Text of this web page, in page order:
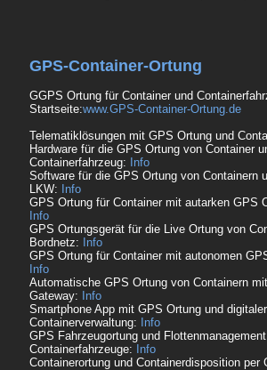
GPS-Container-Ortung
GGPS Ortung für Container und
Startseite:www.GPS-Container-Ortung.de
Telematiklösungen mit GPS Ortung und
Hardware für die GPS Ortung von Container
Containerfahrzeug: Info
Software für die GPS Ortung von Containern
LKW: Info
GPS Ortung für Container mit autarken GPS
Info
GPS Ortungsgerät für die Live Ortung von
Bordnetz: Info
GPS Ortung für Container mit autonomen
Info
Automatische GPS Ortung von Containern
Gateway: Info
Smartphone App mit GPS Ortung und digitaler
Containerverwaltung: Info
GPS Fahrzeugortung und
Containerfahrzeuge: Info
Containerortung und Containerdisposition per